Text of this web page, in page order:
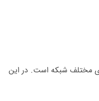
مختلف شبکه است. در این